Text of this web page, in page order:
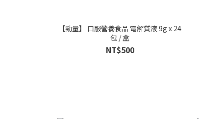
【勁量】 口服營養食品 電解質液 9g x 24
包 / 盒
NT$500